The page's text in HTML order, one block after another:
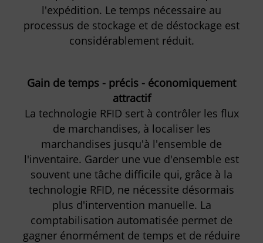
l'expédition. Le temps nécessaire au
processus de stockage et de déstockage est
considérablement réduit.
Gain de temps - précis - économiquement
attractif
La technologie RFID sert à contrôler les flux
de marchandises, à localiser les
marchandises jusqu'à l'ensemble de
l'inventaire. Garder une vue d'ensemble est
souvent une tâche difficile qui, grâce à la
technologie RFID, ne nécessite désormais
plus d'intervention manuelle. La
comptabilisation automatisée permet de
gagner énormément de temps et de réduire